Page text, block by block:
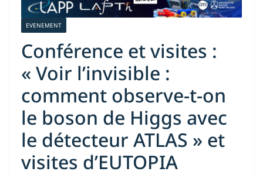
EVENEMENT
Conférence et visites :
« Voir l’invisible :
comment observe-t-on
le boson de Higgs avec
le détecteur ATLAS » et
visites d’EUTOPIA